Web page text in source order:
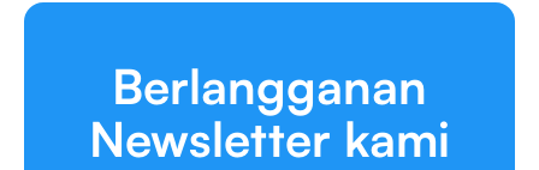
Berlangganan
Newsletter kami